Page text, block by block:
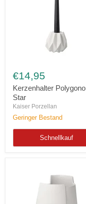
Polygono
Star
€14,95
Kerzenhalter Polygono
Star
Kaiser Porzellan
Geringer Bestand
Schnellkauf